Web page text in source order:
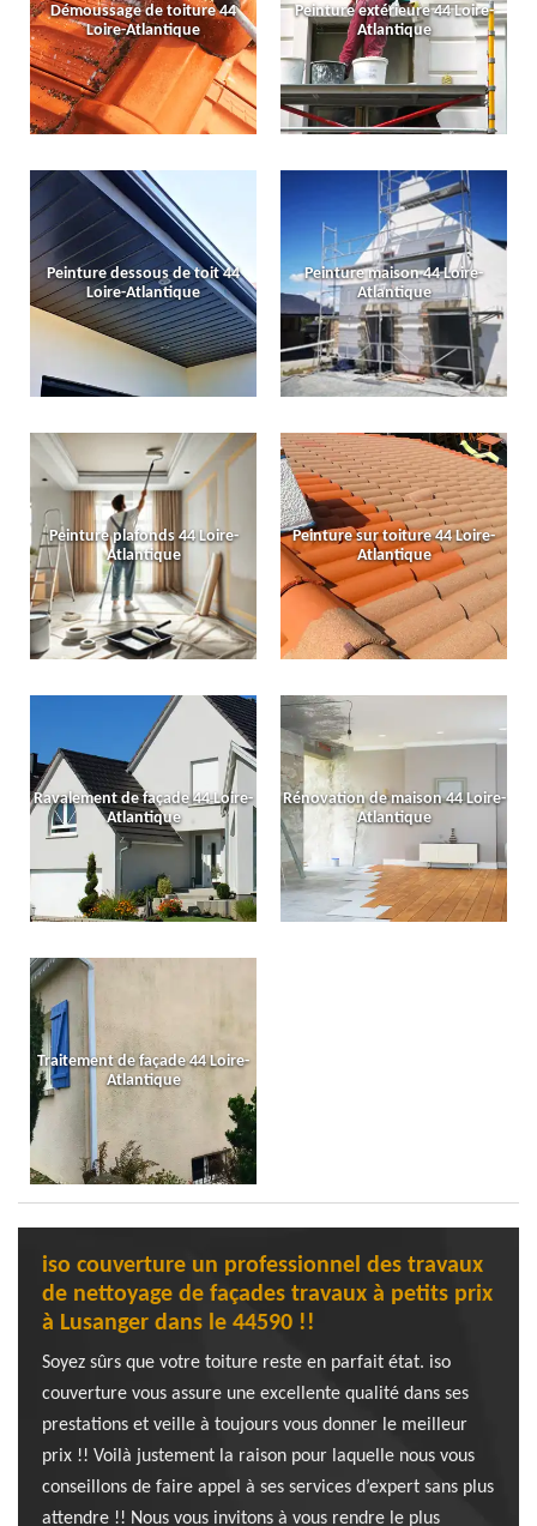
Démoussage de toiture 44
Loire-Atlantique
Peinture extérieure 44 Loire-
Atlantique
Peinture dessous de toit 44
Loire-Atlantique
Peinture maison 44 Loire-
Atlantique
Peinture plafonds 44 Loire-
Atlantique
Peinture sur toiture 44 Loire-
Atlantique
Ravalement de façade 44 Loire-
Atlantique
Rénovation de maison 44 Loire-
Atlantique
Traitement de façade 44 Loire-
Atlantique
iso couverture un professionnel des travaux
de nettoyage de façades travaux à petits prix
à Lusanger dans le 44590 !!
Soyez sûrs que votre toiture reste en parfait état. iso
couverture vous assure une excellente qualité dans ses
prestations et veille à toujours vous donner le meilleur
prix !! Voilà justement la raison pour laquelle nous vous
conseillons de faire appel à ses services d’expert sans plus
attendre !! Nous vous invitons à vous rendre le plus